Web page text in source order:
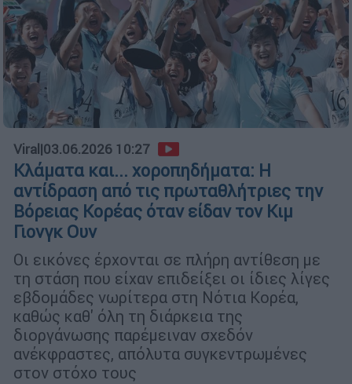
Viral |03.06.2026 10:27
Κλάματα και... χοροπηδήματα: Η
αντίδραση από τις πρωταθλήτριες την
Βόρειας Κορέας όταν είδαν τον Κιμ
Γιονγκ Ουν
Οι εικόνες έρχονται σε πλήρη αντίθεση με
τη στάση που είχαν επιδείξει οι ίδιες λίγες
εβδομάδες νωρίτερα στη Νότια Κορέα,
καθώς καθ' όλη τη διάρκεια της
διοργάνωσης παρέμειναν σχεδόν
ανέκφραστες, απόλυτα συγκεντρωμένες
στον στόχο τους